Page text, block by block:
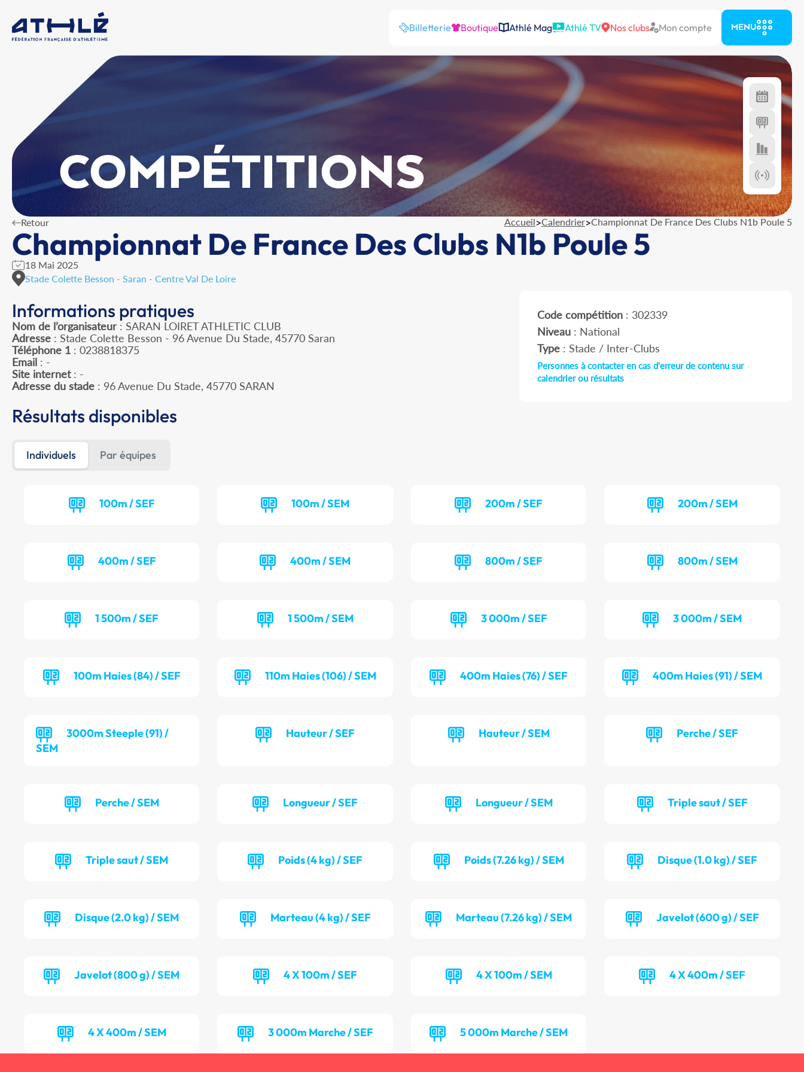
Billetterie Boutique Athlé Mag Athlé TV Nos clubs Mon compte MENU
COMPÉTITIONS
Retour Accueil>Calendrier>Championnat De France Des Clubs N1b Poule 5
Championnat De France Des Clubs N1b Poule 5
18 Mai 2025
Stade Colette Besson - Saran - Centre Val De Loire
Informations pratiques
Nom de l’organisateur : SARAN LOIRET ATHLETIC CLUB
Adresse : Stade Colette Besson - 96 Avenue Du Stade, 45770 Saran
Téléphone 1 : 0238818375
Email : -
Site internet: -
Adresse du stade : 96 Avenue Du Stade, 45770 SARAN
Code compétition: 302339
Niveau: National
Type: Stade / Inter-Clubs
Personnes à contacter en cas d'erreur de contenu sur
calendrier ou résultats
Résultats disponibles
Individuels Par équipes
100m / SEF 100m / SEM 200m / SEF 200m / SEM
400m / SEF 400m / SEM 800m / SEF 800m / SEM
1 500m / SEF 1 500m / SEM 3 000m / SEF 3 000m / SEM
100m Haies (84) / SEF 110m Haies (106) / SEM 400m Haies (76) / SEF 400m Haies (91) / SEM
3000m Steeple (91) /
SEM
Hauteur / SEF Hauteur / SEM Perche / SEF
Perche / SEM Longueur / SEF Longueur / SEM Triple saut / SEF
Triple saut / SEM Poids (4 kg) / SEF Poids (7.26 kg) / SEM Disque (1.0 kg) / SEF
Disque (2.0 kg) / SEM Marteau (4 kg) / SEF Marteau (7.26 kg) / SEM Javelot (600 g) / SEF
Javelot (800 g) / SEM 4 X 100m / SEF 4 X 100m / SEM 4 X 400m / SEF
4 X 400m / SEM 3 000m Marche / SEF 5 000m Marche / SEM